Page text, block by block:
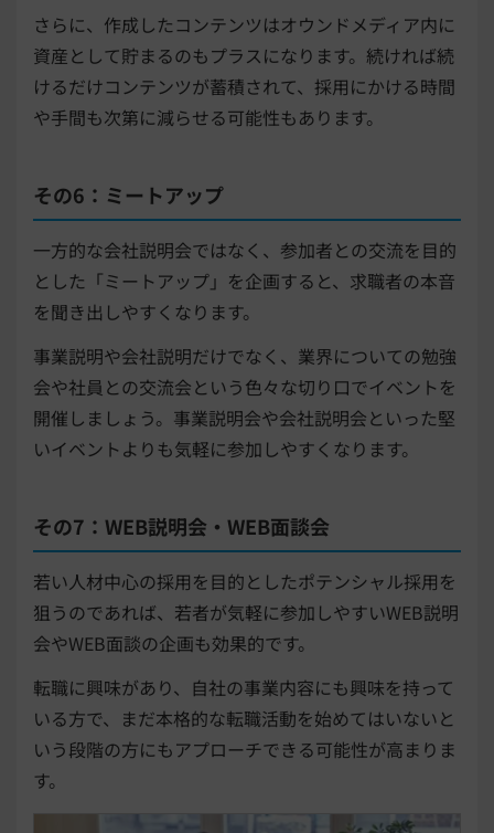
さらに、作成したコンテンツはオウンドメディア内に
資産として貯まるのもプラスになります。続ければ続
けるだけコンテンツが蓄積されて、採用にかける時間
や手間も次第に減らせる可能性もあります。
その6：ミートアップ
一方的な会社説明会ではなく、参加者との交流を目的
とした「ミートアップ」を企画すると、求職者の本音
を聞き出しやすくなります。
事業説明や会社説明だけでなく、業界についての勉強
会や社員との交流会という色々な切り口でイベントを
開催しましょう。事業説明会や会社説明会といった堅
いイベントよりも気軽に参加しやすくなります。
その7：WEB説明会・WEB面談会
若い人材中心の採用を目的としたポテンシャル採用を
狙うのであれば、若者が気軽に参加しやすいWEB説明
会やWEB面談の企画も効果的です。
転職に興味があり、自社の事業内容にも興味を持って
いる方で、まだ本格的な転職活動を始めてはいないと
いう段階の方にもアプローチできる可能性が高まりま
す。